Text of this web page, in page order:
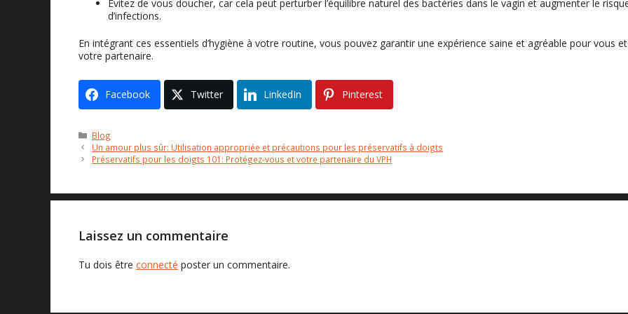
Évitez de vous doucher, car cela peut perturber l’équilibre naturel des bactéries dans le vagin et augmenter le
d’infections.
En intégrant ces essentiels d’hygiène à votre routine, vous pouvez garantir une expérience saine et agréable pour vous et
votre partenaire.
Facebook Twitter LinkedIn Pinterest
Catégories
Blog
Un amour plus sûr: Utilisation appropriée et précautions pour les préservatifs à doigts
Préservatifs pour les doigts 101: Protégez-vous et votre partenaire du VPH
Laissez un commentaire
Tu dois être connecté poster un commentaire.